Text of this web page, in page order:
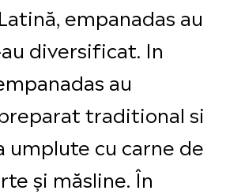
empanadas au
diversificat. In
au
traditional si
umplute cu carne de
și măsline. În